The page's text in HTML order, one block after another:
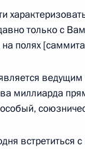
23-й
и гостям
только с
полях
миллиарда
встретиться